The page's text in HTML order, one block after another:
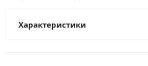
Характеристики